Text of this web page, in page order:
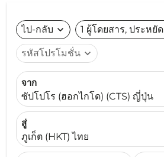
ไป-กลับ expand_more 1 ผู้โดยสาร, ประหยัด
รหัสโปรโมชั่น expand_more
จาก
ซัปโปโร (ฮอกไกโด) (CTS) ญี่ปุ่น
สู่
ภูเก็ต (HKT) ไทย